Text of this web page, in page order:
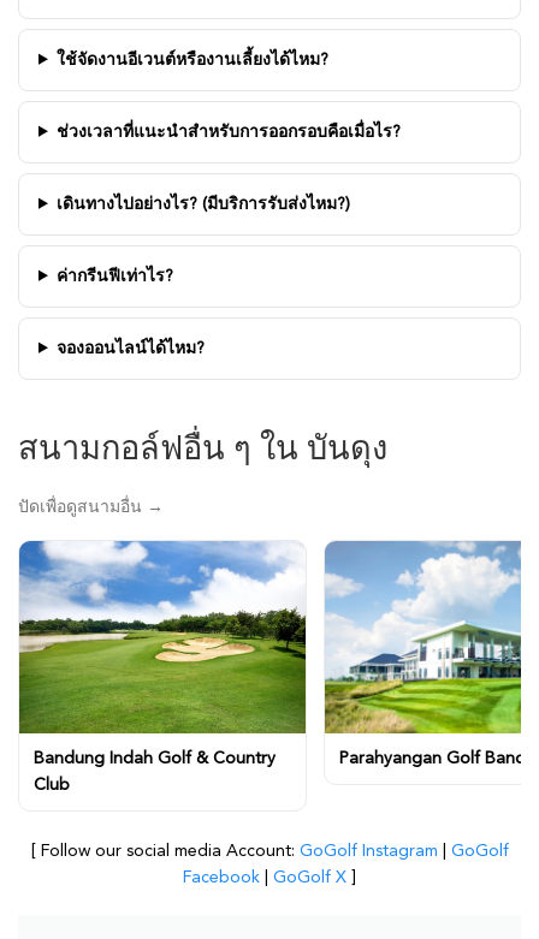
ใช้จัดงานอีเวนต์หรืองานเลี้ยงได้ไหม?
ช่วงเวลาที่แนะนำสำหรับการออกรอบคือเมื่อไร?
เดินทางไปอย่างไร? (มีบริการรับส่งไหม?)
ค่ากรีนฟีเท่าไร?
จองออนไลน์ได้ไหม?
สนามกอล์ฟอื่น ๆ ใน บันดุง
ปัดเพื่อดูสนามอื่น →
Bandung Indah Golf & Country
Club
Parahyangan Golf
[ Follow our social media Account: GoGolf Instagram
GoGolf
Facebook
GoGolf X